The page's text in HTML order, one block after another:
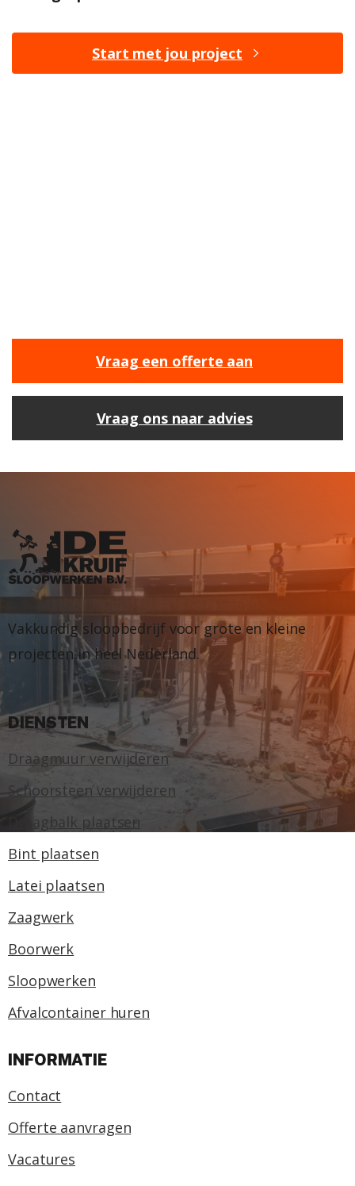
Start met jou project
Vraag een offerte aan
Vraag ons naar advies
Vakkundig sloopbedrijf voor grote en kleine
projecten in heel Nederland.
DIENSTEN
Draagmuur verwijderen
Schoorsteen verwijderen
Draagbalk plaatsen
Bint plaatsen
Latei plaatsen
Zaagwerk
Boorwerk
Sloopwerken
Afvalcontainer huren
INFORMATIE
Contact
Offerte aanvragen
Vacatures